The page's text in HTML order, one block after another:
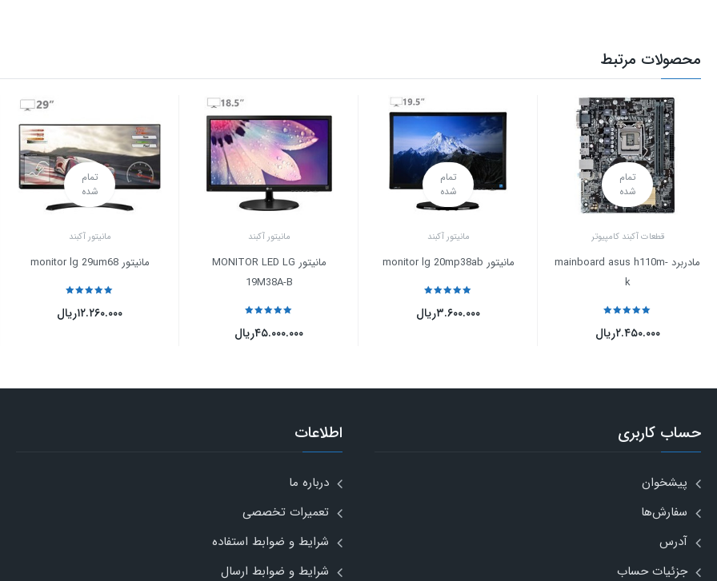
محصولات مرتبط
تمام
شده
قطعات آکبند کامپیوتر
مادربرد mainboard asus h110m-
k
ریال۲.۴۵۰.۰۰۰
تمام
شده
مانیتور آکبند
مانیتور monitor lg 20mp38ab
ریال۳.۶۰۰.۰۰۰
مانیتور آکبند
مانیتور MONITOR LED LG
19M38A-B
ریال۴۵.۰۰۰.۰۰۰
تمام
شده
مانیتور آکبند
مانیتور monitor lg 29um68
ریال۱۲.۲۶۰.۰۰۰
حساب کاربری
پیشخوان
سفارش‌ها
آدرس
جزئیات حساب
اطلاعات
درباره ما
تعمیرات تخصصی
شرایط و ضوابط استفاده
شرایط و ضوابط ارسال